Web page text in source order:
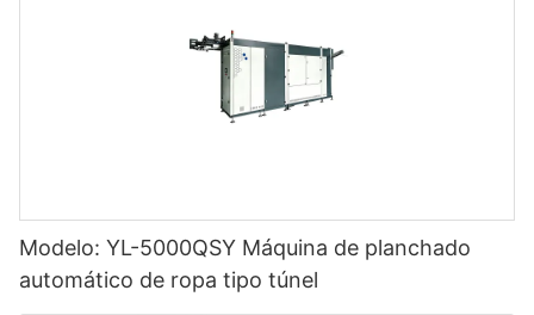
Modelo: YL-5000QSY Máquina de planchado
automático de ropa tipo túnel